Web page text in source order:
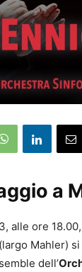
a
alle ore
Mahler)
dell’